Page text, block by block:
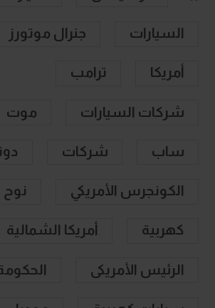
السيارات جنرال موتورز
أمريكا ترامب
شركات السيارات موت
ساب شركات
الكونجرس الأمريكي نوح
كهربية أمريكا الشمالية
الرئيس الأمريكى